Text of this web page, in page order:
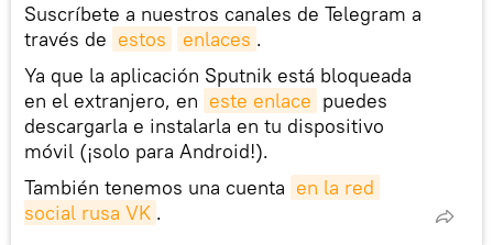
Suscríbete a nuestros canales de Telegram a
través de estos enlaces .
Ya que la aplicación Sputnik está bloqueada
en el extranjero, en este enlace puedes
descargarla e instalarla en tu dispositivo
móvil (¡solo para Android!).
También tenemos una cuenta en la red
social rusa VK .